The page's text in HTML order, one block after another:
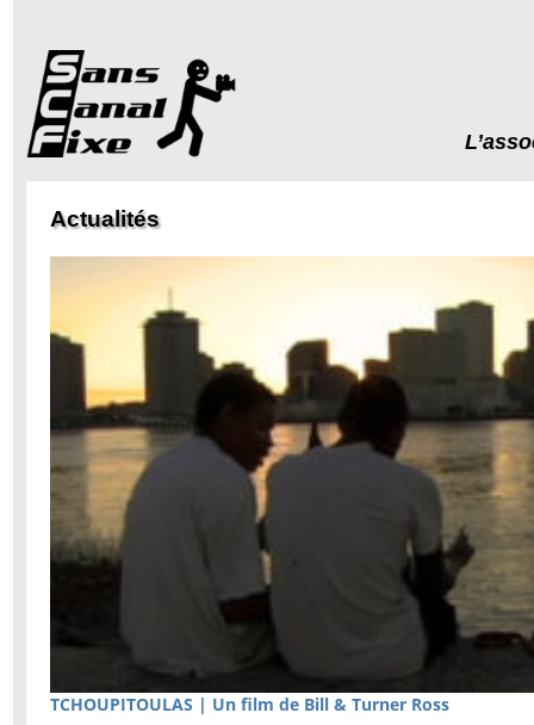
Actualités
TCHOUPITOULAS | Un film de Bill & Turner Ross